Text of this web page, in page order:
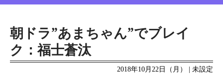
朝ドラ”あまちゃん”でブレイ
ク：福士蒼汰
2018年10月22日（月） | 未設定